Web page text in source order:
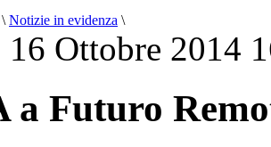
\ Notizie in evidenza \
Ottobre 2014
Futuro